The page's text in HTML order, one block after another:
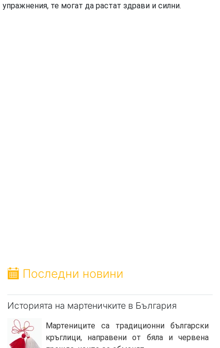
упражнения, те могат да растат здрави и силни.
Последни новини
Историята на мартеничките в България
Мартениците са традиционни български
кръглици, направени от бяла и червена